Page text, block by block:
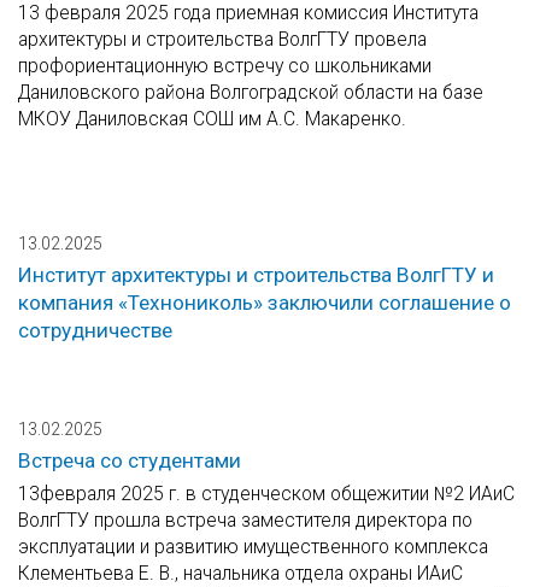
13 февраля 2025 года приемная комиссия Института
архитектуры и строительства ВолгГТУ провела
профориентационную встречу со школьниками
Даниловского района Волгоградской области на базе
МКОУ Даниловская СОШ им А.С. Макаренко.
13.02.2025
Институт архитектуры и строительства ВолгГТУ и
компания «Технониколь» заключили соглашение о
сотрудничестве
13.02.2025
Встреча со студентами
13февраля 2025 г. в студенческом общежитии №2 ИАиС
ВолгГТУ прошла встреча заместителя директора по
эксплуатации и развитию имущественного комплекса
Клементьева Е. В., начальника отдела охраны ИАиС